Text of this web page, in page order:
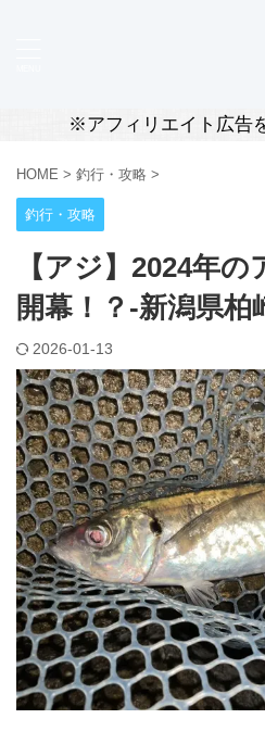
※アフィリエイト広告
HOME > 釣行・攻略 >
釣行・攻略
【アジ】2024年
開幕！？-新潟県
2026-01-13